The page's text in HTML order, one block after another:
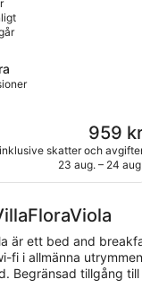
Priset
är
959 kr
959
inklusive skatter och
23 aug. – 24
är ett bed and
fi i allmänna
Begränsad tillgång